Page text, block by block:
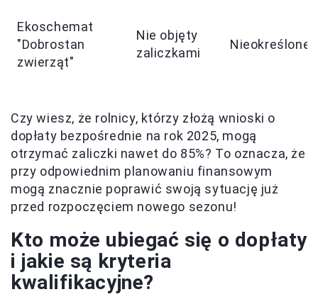
Ekoschemat
"Dobrostan
zwierząt"
Nie objęty
zaliczkami
Nieokreślone
Czy wiesz, że rolnicy, którzy złożą wnioski o
dopłaty bezpośrednie na rok 2025, mogą
otrzymać zaliczki nawet do 85%? To oznacza, że
przy odpowiednim planowaniu finansowym
mogą znacznie poprawić swoją sytuację już
przed rozpoczęciem nowego sezonu!
Kto może ubiegać się o dopłaty
i jakie są kryteria
kwalifikacyjne?